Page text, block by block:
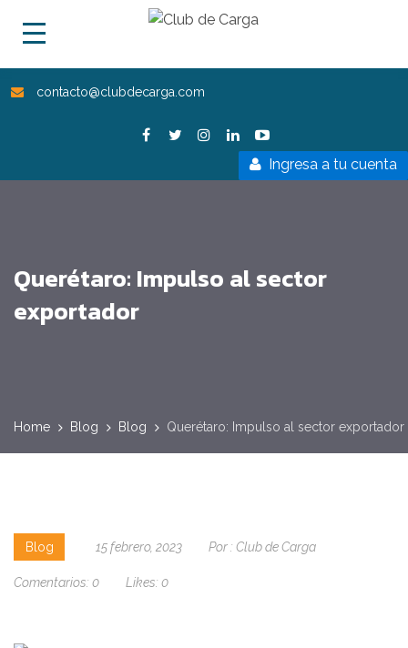
contacto@clubdecarga.com
Ingresa a tu cuenta
Querétaro: Impulso al sector
exportador
Home Blog Blog Querétaro: Impulso al sector exportador
Blog 15 febrero, 2023 Por : Club de Carga
Comentarios: 0 Likes: 0